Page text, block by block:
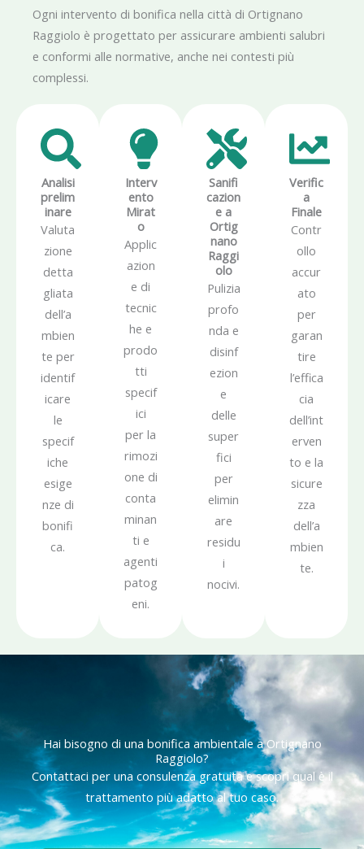
Ogni intervento di bonifica nella città di Ortignano
Raggiolo è progettato per assicurare ambienti salubri
e conformi alle normative, anche nei contesti più
complessi.
Analisi
prelim
inare
Valuta
zione
detta
gliata
dell’a
mbien
te per
identif
icare
le
specif
iche
esige
nze di
bonifi
ca.
Interv
ento
Mirat
o
Applic
azion
e di
tecnic
he e
prodo
tti
specif
ici
per la
rimozi
one di
conta
minan
ti e
agenti
patog
eni.
Sanifi
cazion
e a
Ortig
nano
Raggi
olo
Pulizia
profo
nda e
disinf
ezion
e
delle
super
fici
per
elimin
are
residu
i
nocivi.
Verific
a
Finale
Contr
ollo
accur
ato
per
garan
tire
l’effica
cia
dell’int
erven
to e la
sicure
zza
dell’a
mbien
te.
Hai bisogno di una bonifica ambientale a Ortignano
Raggiolo?
Contattaci per una consulenza gratuita e scopri qual è il
trattamento più adatto al tuo caso.